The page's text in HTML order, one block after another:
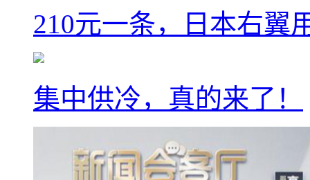
210元一条，日本右翼
集中供冷，真的来了！